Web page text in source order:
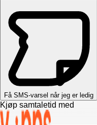
Få SMS-varsel når jeg er ledig
Kjøp samtaletid med